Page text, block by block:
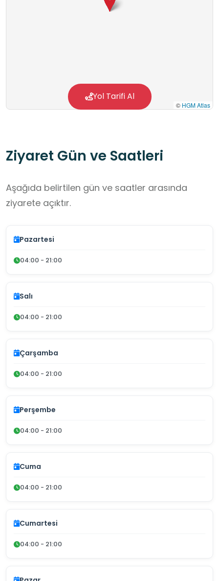
© HGM Atlas
Yol Tarifi Al
Ziyaret Gün ve Saatleri
Aşağıda belirtilen gün ve saatler arasında
ziyarete açıktır.
Pazartesi
04:00 - 21:00
Salı
04:00 - 21:00
Çarşamba
04:00 - 21:00
Perşembe
04:00 - 21:00
Cuma
04:00 - 21:00
Cumartesi
04:00 - 21:00